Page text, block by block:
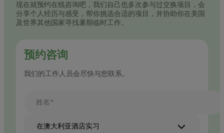
现在就预约在线咨询吧，我们自己也多次参与过交换项目，会
分享个人经历与感受，帮你挑选合适的项目，并协助你在美国
及世界其他国家寻找暑期临时工作。
预约咨询
我们的工作人员会尽快与您联系。
姓名*
在澳大利亚酒店实习